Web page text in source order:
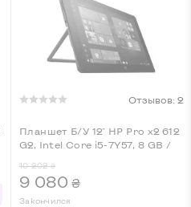
Отзывов: 2
Планшет Б/У 12" HP Pro x2 612
G2, Intel Core i5-7Y57, 8 GB /
10 202 ₴
9 080 ₴
Закончился